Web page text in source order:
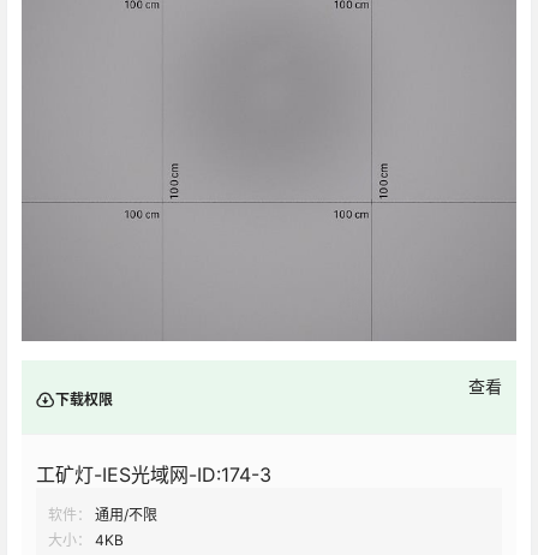
下载权限
查看
工矿灯-IES光域网-ID:174-3
软件：
通用/不限
大小：
4KB